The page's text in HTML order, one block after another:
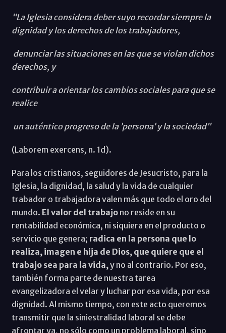
“La Iglesia considera deber suyo recordar siempre la
dignidad y los derechos de los trabajadores,
denunciar las situaciones en las que se violan dichos
derechos, y
contribuir a orientar los cambios sociales para que se
realice
un auténtico progreso de la ’persona’ y la sociedad”
(Laborem exercens, n. 1d).
Para los cristianos, seguidores de Jesucristo, para la
Iglesia, la dignidad, la salud y la vida de cualquier
trabador o trabajadora valen más que todo el oro del
mundo. El valor del trabajono reside en su
rentabilidad económica, ni siquiera en el producto o
servicio que genera; radica en la persona que lo
realiza, imagen e hija de Dios, que quiere que el
trabajo sea para la vida,y no al contrario. Por eso,
también forma parte de nuestra tarea
evangelizadora el velar y luchar por esa vida, por esa
dignidad. Al mismo tiempo, con este acto queremos
transmitir que la siniestralidad laboral se debe
afrontar ya, no sólo como un problema laboral, sino